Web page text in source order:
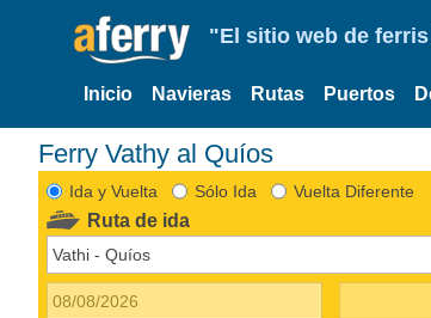
"El sitio web de
Inicio Navieras Rutas Puertos
Ferry Vathy al Quíos
Ida y Vuelta Sólo Ida Vuelta Diferente
Ruta de ida